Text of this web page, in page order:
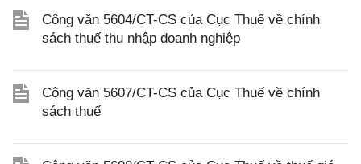
Công văn 5604/CT-CS của Cục Thuế về chính
sách thuế thu nhập doanh nghiệp
Công văn 5607/CT-CS của Cục Thuế về chính
sách thuế